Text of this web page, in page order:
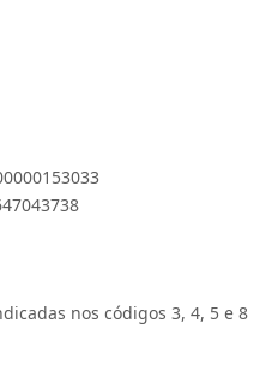
nos códigos 3, 4, 5 e 8